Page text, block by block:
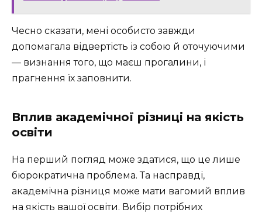
Чесно сказати, мені особисто завжди
допомагала відвертість із собою й оточуючими
— визнання того, що маєш прогалини, і
прагнення їх заповнити.
Вплив академічної різниці на якість
освіти
На перший погляд може здатися, що це лише
бюрократична проблема. Та насправді,
академічна різниця може мати вагомий вплив
на якість вашої освіти. Вибір потрібних